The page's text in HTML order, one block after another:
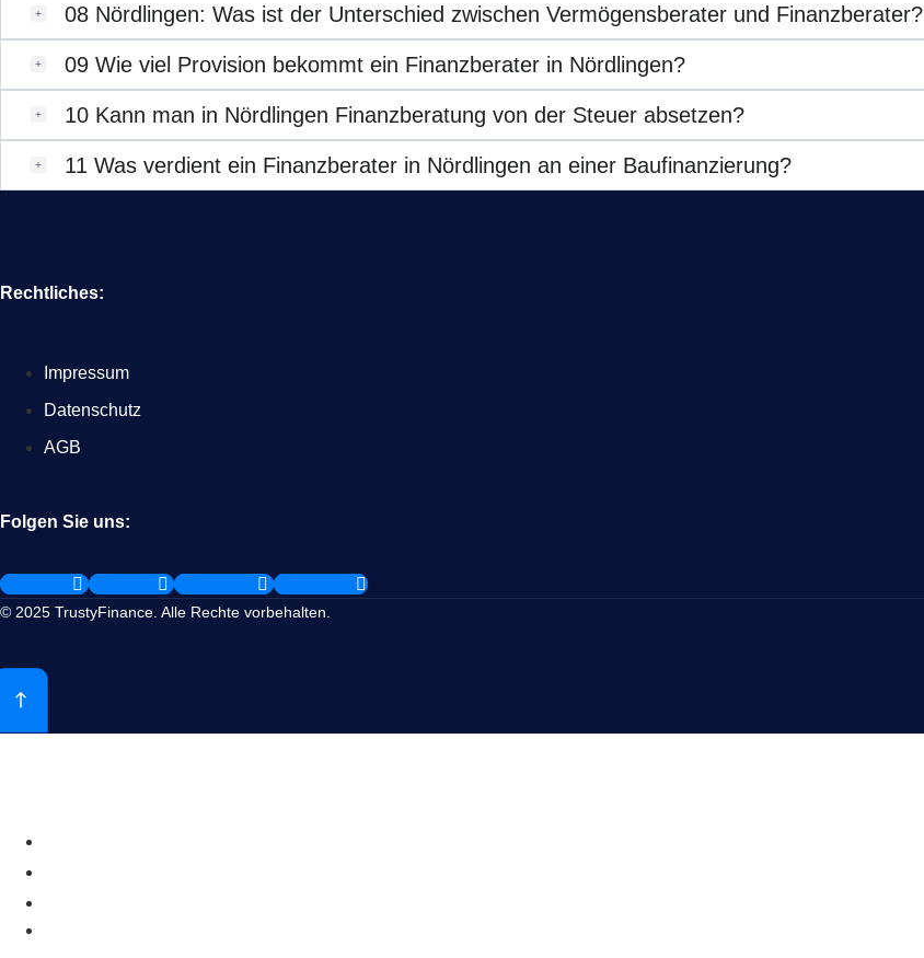
08 Nördlingen: Was ist der Unterschied zwischen Vermögensberater und Finanzberater?
09 Wie viel Provision bekommt ein Finanzberater in Nördlingen?
10 Kann man in Nördlingen Finanzberatung von der Steuer absetzen?
11 Was verdient ein Finanzberater in Nördlingen an einer Baufinanzierung?
Rechtliches:
Impressum
Datenschutz
AGB
Folgen Sie uns:
Linkedin X-twitter Facebook Instagram
© 2025 TrustyFinance. Alle Rechte vorbehalten.